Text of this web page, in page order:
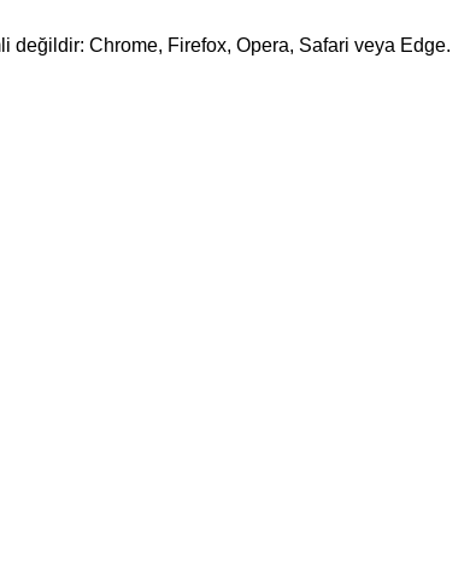
değildir: Chrome, Firefox, Opera, Safari veya Edge.